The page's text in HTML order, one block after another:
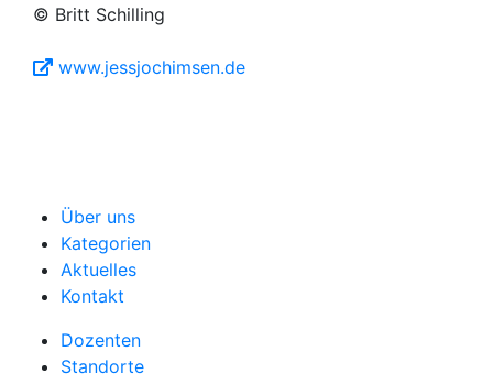
© Britt Schilling
www.jessjochimsen.de
Über uns
Kategorien
Aktuelles
Kontakt
Dozenten
Standorte